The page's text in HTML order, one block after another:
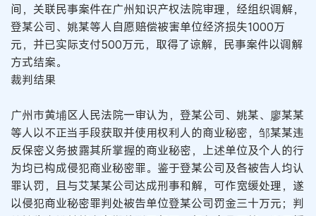
间，关联民事案件在广州知识产权法院审理，经组织调解，
登某公司、姚某等人自愿赔偿被害单位经济损失1000万
元，并已实际支付500万元，取得了谅解，民事案件以调解
方式结案。
裁判结果
广州市黄埔区人民法院一审认为，登某公司、姚某、廖某某
等人以不正当手段获取并使用权利人的商业秘密，邹某某违
反保密义务披露其所掌握的商业秘密，上述单位及个人的行
为均已构成侵犯商业秘密罪。鉴于登某公司及各被告人均认
罪认罚，且与艾某某公司达成刑事和解，可作宽缓处理，遂
以侵犯商业秘密罪判处被告单位登某公司罚金三十万元；判